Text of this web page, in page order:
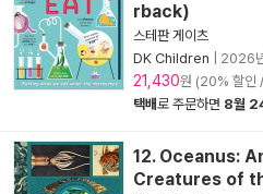
rback)
스테판 게이츠
DK Children
2026
21,430원 (20% 할인
택배로 주문하면 8월
12. Oceanus:
Creatures of